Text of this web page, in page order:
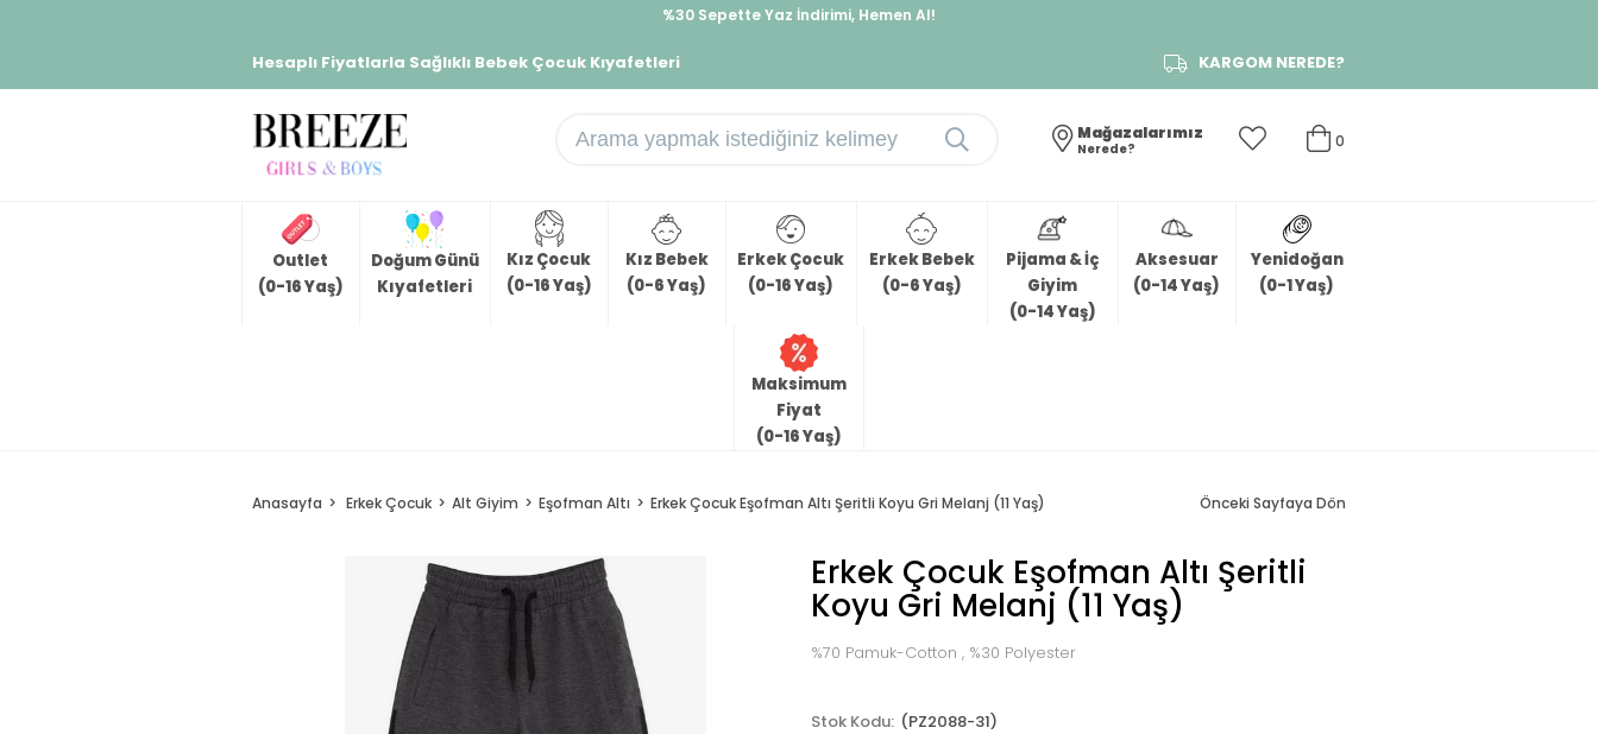
%30 Sepette Yaz İndirimi, Hemen Al!
Hesaplı Fiyatlarla Sağlıklı Bebek Çocuk Kıyafetleri KARGOM NEREDE?
0
Mağazalarımız
Nerede?
Outlet
(0-16 Yaş)
Doğum Günü
Kıyafetleri
Kız Çocuk
(0-16 Yaş)
Kız Bebek
(0-6 Yaş)
Erkek Çocuk
(0-16 Yaş)
Erkek Bebek
(0-6 Yaş)
Pijama & İç
Giyim
(0-14 Yaş)
Aksesuar
(0-14 Yaş)
Yenidoğan
(0-1 Yaş)
Maksimum
Fiyat
(0-16 Yaş)
Anasayfa Erkek Çocuk Alt Giyim Eşofman Altı Erkek Çocuk Eşofman Altı Şeritli Koyu Gri Melanj (11 Yaş) Önceki Sayfaya Dön
Erkek Çocuk Eşofman Altı Şeritli
Koyu Gri Melanj (11 Yaş)
%70 Pamuk-Cotton , %30 Polyester
(PZ2088-31)